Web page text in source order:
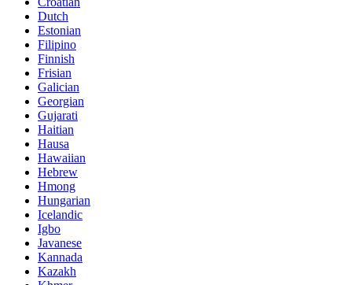
Dutch
Estonian
Filipino
Finnish
Frisian
Galician
Georgian
Gujarati
Haitian
Hausa
Hawaiian
Hebrew
Hmong
Hungarian
Icelandic
Igbo
Javanese
Kannada
Kazakh